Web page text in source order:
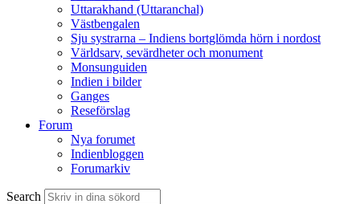
Uttarakhand (Uttaranchal)
Västbengalen
Sju systrarna – Indiens bortglömda hörn i nordost
Världsarv, sevärdheter och monument
Monsunguiden
Indien i bilder
Ganges
Reseförslag
Forum
Nya forumet
Indienbloggen
Forumarkiv
Search